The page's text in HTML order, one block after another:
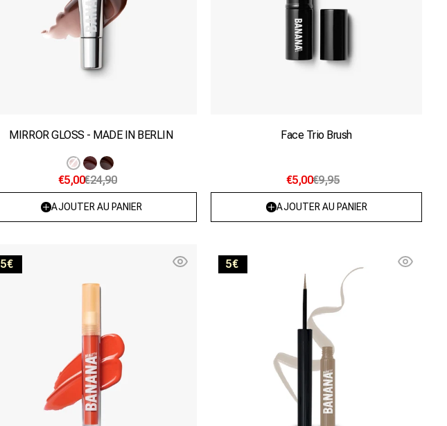
MIRROR GLOSS - MADE IN BERLIN
Variante
épuisée
indisponible
Variante
épuisée
ou
indisponible
Variante
épuisée
ou
indisponible
€5,00€24,90
AJOUTER AU PANIER
Face Trio Brush
€5,00€9,95
AJOUTER AU PANIER
5€
Blonde
5€